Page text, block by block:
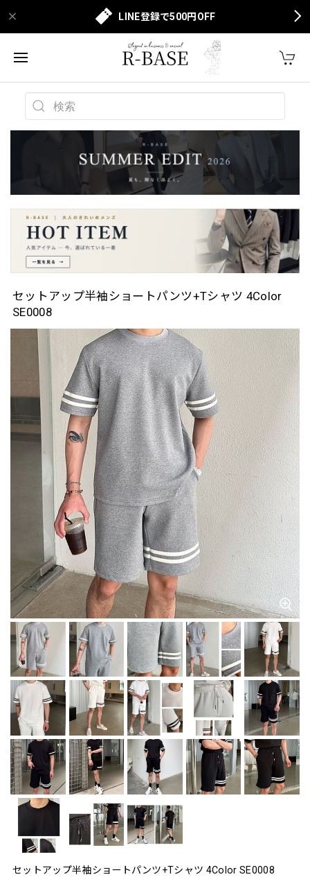
LINE登録で500円OFF
セットアップ半袖ショートパンツ+Tシャツ 4Color
SE0008
セットアップ半袖ショートパンツ+Tシャツ 4Color SE0008